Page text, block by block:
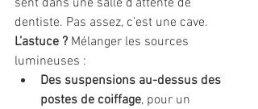
sent dans une salle d’attente de
dentiste. Pas assez, c’est une cave.
L’astuce ? Mélanger les sources
lumineuses :
Des suspensions au-dessus des
postes de coiffage, pour un